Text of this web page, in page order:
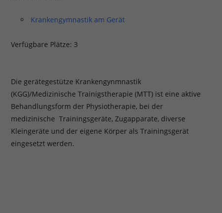
Krankengymnastik am Gerät
Verfügbare Plätze: 3
Die gerätegestütze Krankengynmnastik
(KGG)/Medizinische Trainigstherapie (MTT) ist eine aktive
Behandlungsform der Physiotherapie, bei der
medizinische Trainingsgeräte, Zugapparate, diverse
Kleingeräte und der eigene Körper als Trainingsgerät
eingesetzt werden.